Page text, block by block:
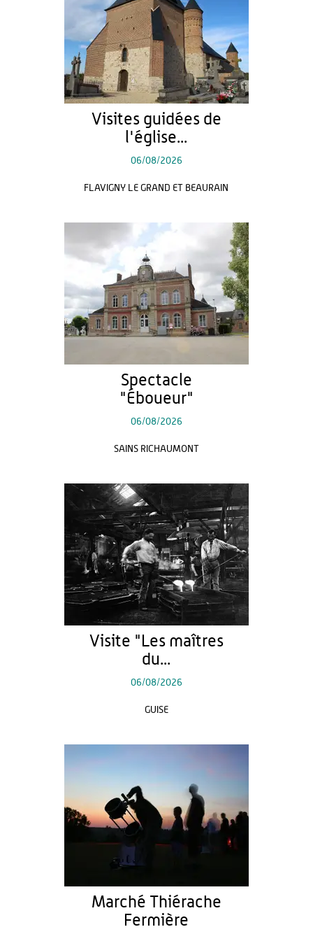
Visites guidées de
l'église...
06/08/2026
FLAVIGNY LE GRAND ET BEAURAIN
Spectacle
"Éboueur"
06/08/2026
SAINS RICHAUMONT
Visite "Les maîtres
du...
06/08/2026
GUISE
Marché Thiérache
Fermière